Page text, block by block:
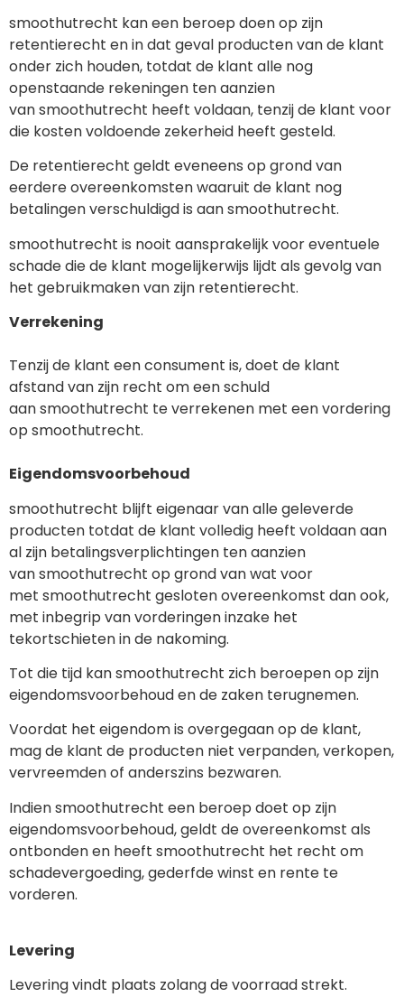
smoothutrecht kan een beroep doen op zijn
retentierecht en in dat geval producten van de klant
onder zich houden, totdat de klant alle nog
openstaande rekeningen ten aanzien
van smoothutrecht heeft voldaan, tenzij de klant voor
die kosten voldoende zekerheid heeft gesteld.
De retentierecht geldt eveneens op grond van
eerdere overeenkomsten waaruit de klant nog
betalingen verschuldigd is aan smoothutrecht.
smoothutrecht is nooit aansprakelijk voor eventuele
schade die de klant mogelijkerwijs lijdt als gevolg van
het gebruikmaken van zijn retentierecht.
Verrekening
Tenzij de klant een consument is, doet de klant
afstand van zijn recht om een schuld
aan smoothutrecht te verrekenen met een vordering
op smoothutrecht.
Eigendomsvoorbehoud
smoothutrecht blijft eigenaar van alle geleverde
producten totdat de klant volledig heeft voldaan aan
al zijn betalingsverplichtingen ten aanzien
van smoothutrecht op grond van wat voor
met smoothutrecht gesloten overeenkomst dan ook,
met inbegrip van vorderingen inzake het
tekortschieten in de nakoming.
Tot die tijd kan smoothutrecht zich beroepen op zijn
eigendomsvoorbehoud en de zaken terugnemen.
Voordat het eigendom is overgegaan op de klant,
mag de klant de producten niet verpanden, verkopen,
vervreemden of anderszins bezwaren.
Indien smoothutrecht een beroep doet op zijn
eigendomsvoorbehoud, geldt de overeenkomst als
ontbonden en heeft smoothutrecht het recht om
schadevergoeding, gederfde winst en rente te
vorderen.
Levering
Levering vindt plaats zolang de voorraad strekt.